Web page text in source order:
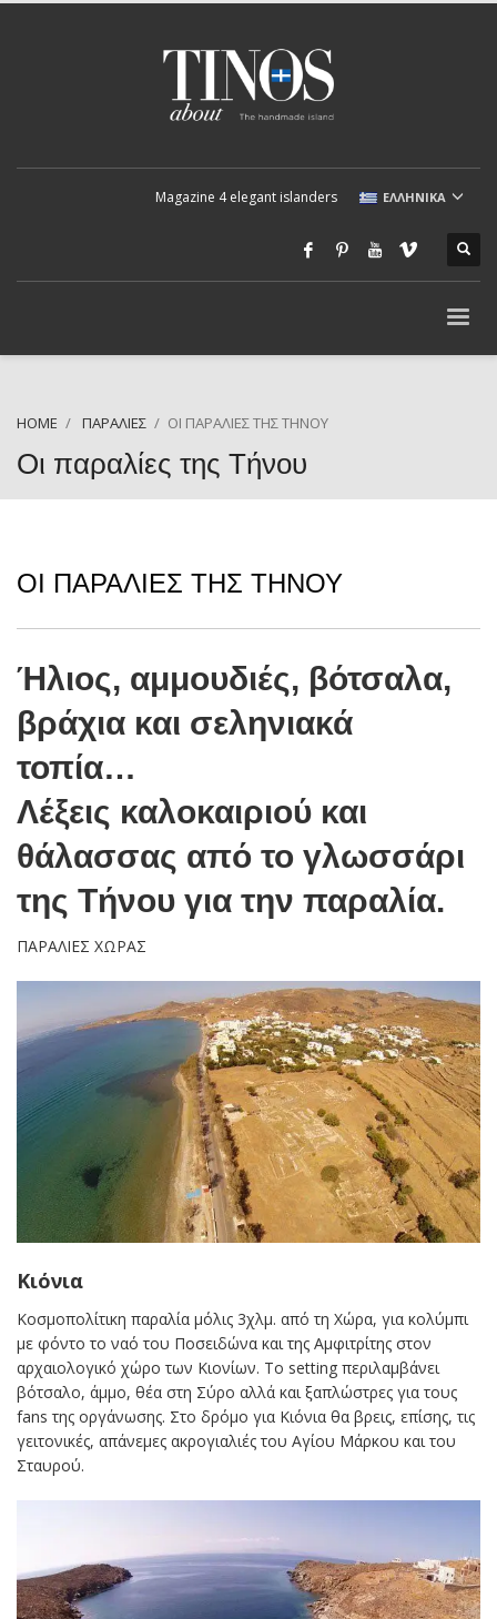
Magazine 4 elegant islanders ΕΛΛΗΝΙΚΆ
HOME ΠΑΡΑΛΊΕΣ ΟΙ ΠΑΡΑΛΊΕΣ ΤΗΣ ΤΉΝΟΥ
Οι παραλίες της Τήνου
ΟΙ ΠΑΡΑΛΊΕΣ ΤΗΣ ΤΉΝΟΥ
Ήλιος, αμμουδιές, βότσαλα,
βράχια και σεληνιακά
τοπία…
Λέξεις καλοκαιριού και
θάλασσας από το γλωσσάρι
της Τήνου για την παραλία.
ΠΑΡΑΛΙΕΣ ΧΩΡΑΣ
Κιόνια
Κοσμοπολίτικη παραλία μόλις 3χλμ. από τη Χώρα, για κολύμπι
με φόντο το ναό του Ποσειδώνα και της Αμφιτρίτης στον
αρχαιολογικό χώρο των Κιονίων. Το setting περιλαμβάνει
βότσαλο, άμμο, θέα στη Σύρο αλλά και ξαπλώστρες για τους
fans της οργάνωσης. Στο δρόμο για Κιόνια θα βρεις, επίσης, τις
γειτονικές, απάνεμες ακρογιαλιές του Αγίου Μάρκου και του
Σταυρού.